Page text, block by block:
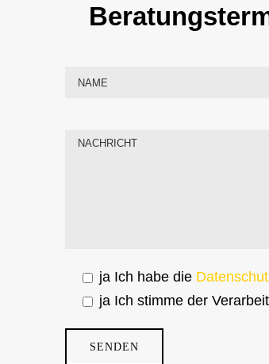
jaIch habe die
jaIch stimme der